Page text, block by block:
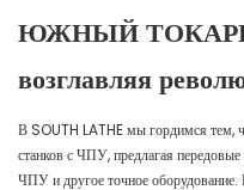
ЮЖНЫЙ
возглавляя
В SOUTH LATHE мы гордимся тем,
станков с ЧПУ, предлагая
ЧПУ и другое точное